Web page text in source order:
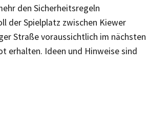
den Sicherheitsregeln
der Spielplatz zwischen Kiewer
Straße voraussichtlich im nächsten
erhalten. Ideen und Hinweise sind